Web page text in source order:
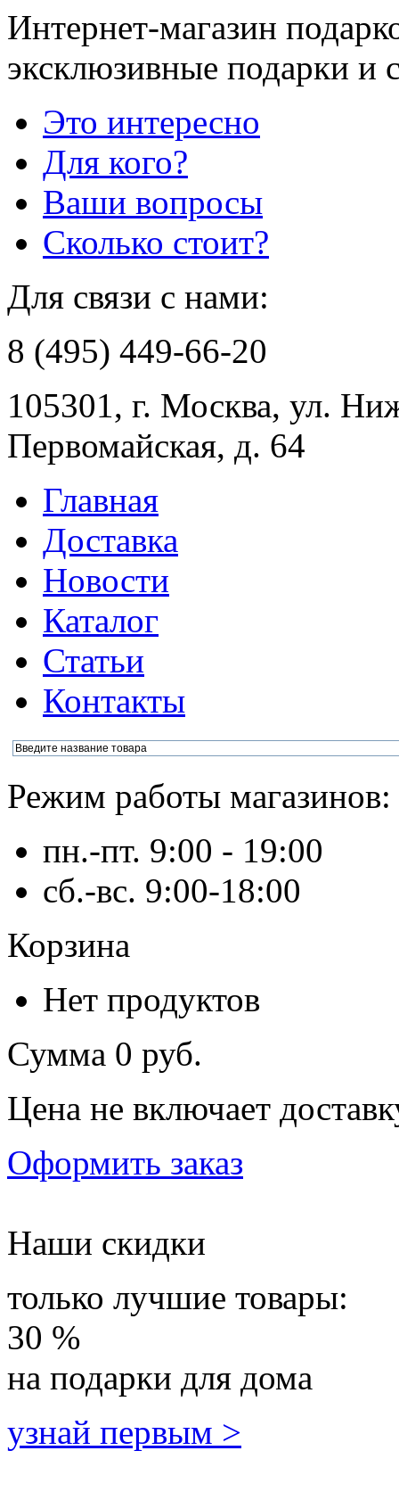
Интернет-магазин
эксклюзивные подарки и
Это интересно
Для кого?
Ваши вопросы
Сколько стоит?
Для связи с нами:
8 (495) 449-66-20
105301, г. Москва, ул.
Первомайская, д. 64
Главная
Доставка
Новости
Каталог
Статьи
Контакты
Режим работы магазинов:
пн.-пт. 9:00 - 19:00
сб.-вс. 9:00-18:00
Корзина
Нет продуктов
Сумма 0 руб.
Цена не включает
Оформить заказ
Наши скидки
только лучшие товары:
30 %
на подарки для дома
узнай первым >